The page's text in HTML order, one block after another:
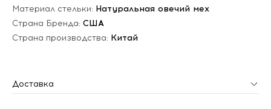
Материал стельки: Натуральная овечий мех
Страна Бренда: США
Страна производства: Китай
Доставка